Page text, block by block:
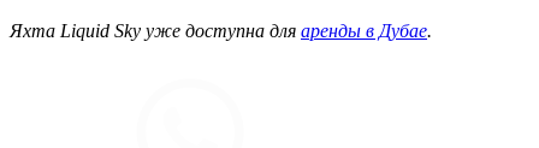
Яхта Liquid Sky уже доступна для аренды в Дубае.